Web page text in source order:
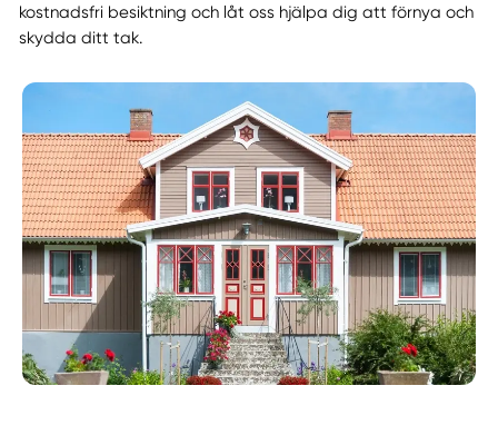
kostnadsfri besiktning och låt oss hjälpa dig att förnya och
skydda ditt tak.